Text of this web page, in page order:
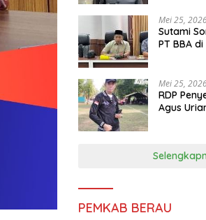
Mei 25,
Sutami
PT BBA
Mei 25,
RDP
Agus
PEMKAB BERAU